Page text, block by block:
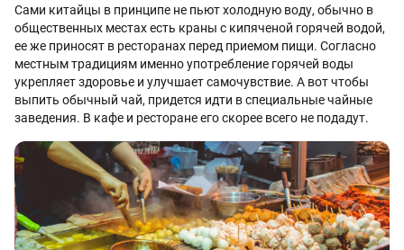
Сами китайцы в принципе не пьют холодную воду, обычно в
общественных местах есть краны с кипяченой горячей водой,
ее же приносят в ресторанах перед приемом пищи. Согласно
местным традициям именно употребление горячей воды
укрепляет здоровье и улучшает самочувствие. А вот чтобы
выпить обычный чай, придется идти в специальные чайные
заведения. В кафе и ресторане его скорее всего не подадут.